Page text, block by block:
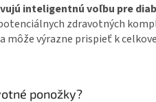
inteligentnú voľbu pre
zdravotných
výrazne prispieť k
ponožky?